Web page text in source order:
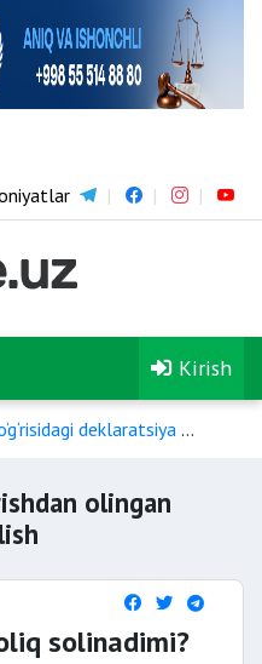
Kirish
deklaratsiya
olingan
solinadimi?